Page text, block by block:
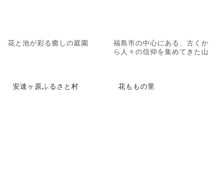
花と池が彩る癒しの庭園
福島市の中心にある、古くか
ら人々の信仰を集めてきた山
安達ヶ原ふるさと村 花ももの里